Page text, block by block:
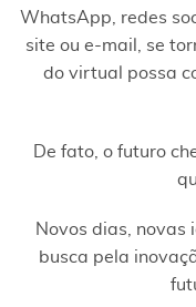
WhatsApp, redes
site ou e-mail, se
do virtual possa
De fato, o futuro
Novos dias, novas
busca pela